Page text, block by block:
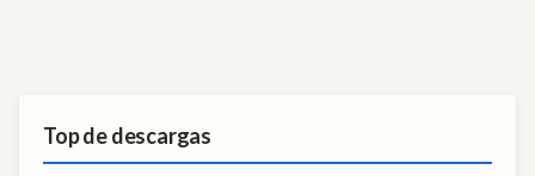
Top de descargas